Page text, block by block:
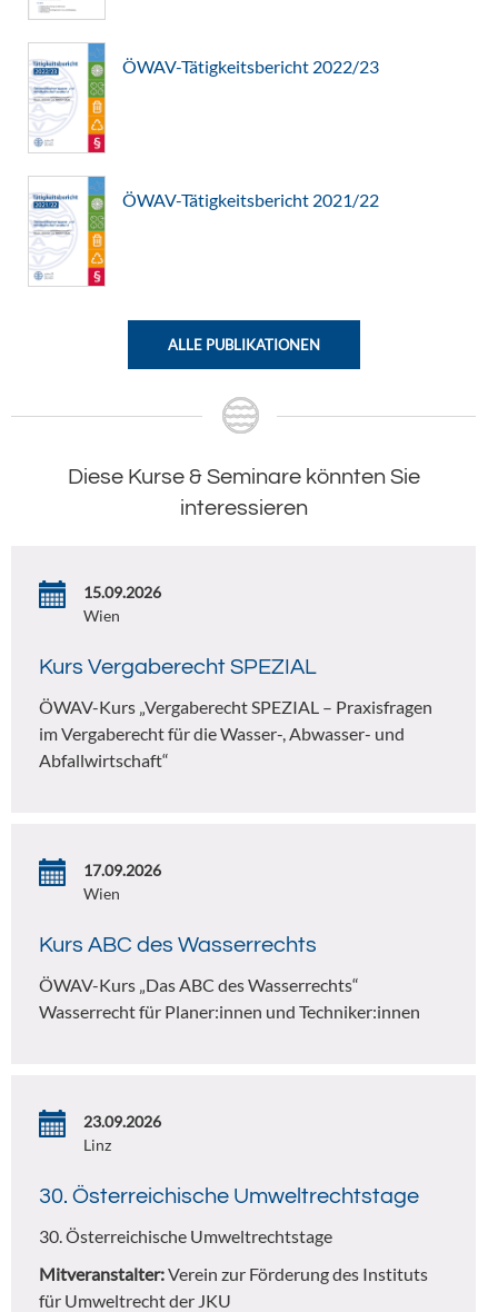
ÖWAV-Tätigkeitsbericht 2022/23
ÖWAV-Tätigkeitsbericht 2021/22
ALLE PUBLIKATIONEN
Diese Kurse & Seminare könnten Sie
interessieren
15.09.2026
Wien
Kurs Vergaberecht SPEZIAL
ÖWAV-Kurs „Vergaberecht SPEZIAL – Praxisfragen
im Vergaberecht für die Wasser-, Abwasser- und
Abfallwirtschaft“
17.09.2026
Wien
Kurs ABC des Wasserrechts
ÖWAV-Kurs „Das ABC des Wasserrechts“
Wasserrecht für Planer:innen und Techniker:innen
23.09.2026
Linz
30. Österreichische Umweltrechtstage
30. Österreichische Umweltrechtstage
Mitveranstalter:Verein zur Förderung des Instituts
für Umweltrecht der JKU